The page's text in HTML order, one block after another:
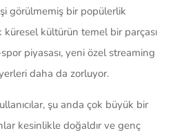
görülmemiş bir popülerlik
küresel kültürün temel bir parçası
piyasası, yeni özel streaming
daha da zorluyor.
şu anda çok büyük bir
kesinlikle doğaldır ve genç